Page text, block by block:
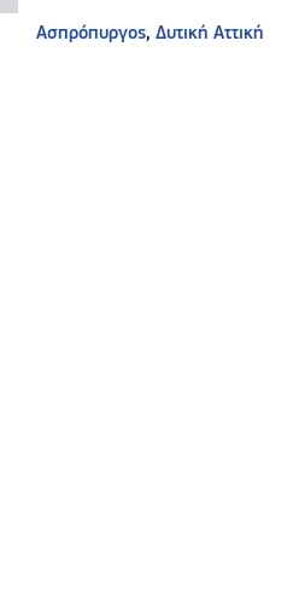
Ασπρόπυργος, Δυτική Αττική